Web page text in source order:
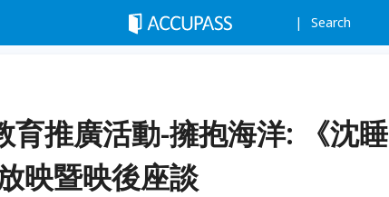
Search
育推廣活動-擁抱海洋: 《沈睡
映暨映後座談